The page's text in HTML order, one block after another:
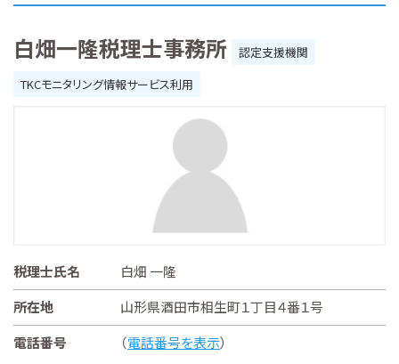
白畑一隆税理士事務所
認定支援機関
TKCモニタリング情報サービス利用
税理士氏名
白畑 一隆
所在地
山形県酒田市相生町１丁目４番１号
電話番号
（電話番号を表示）